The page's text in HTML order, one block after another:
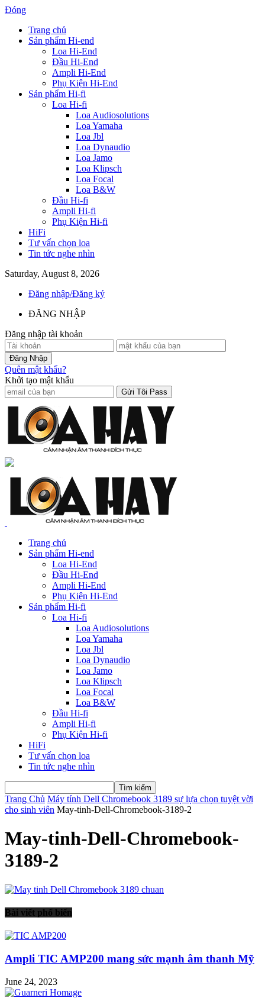
Đóng
Trang chủ
Sản phẩm Hi-end
Loa Hi-End
Đầu Hi-End
Ampli Hi-End
Phụ Kiện Hi-End
Sản phẩm Hi-fi
Loa Hi-fi
Loa Audiosolutions
Loa Yamaha
Loa Jbl
Loa Dynaudio
Loa Jamo
Loa Klipsch
Loa Focal
Loa B&W
Đầu Hi-fi
Ampli Hi-fi
Phụ Kiện Hi-fi
HiFi
Tư vấn chọn loa
Tin tức nghe nhìn
Saturday, August 8, 2026
Đăng nhập/Đăng ký
ĐĂNG NHẬP
Đăng nhập tài khoản
Quên mật khẩu?
Khởi tạo mật khẩu
Trang chủ
Sản phẩm Hi-end
Loa Hi-End
Đầu Hi-End
Ampli Hi-End
Phụ Kiện Hi-End
Sản phẩm Hi-fi
Loa Hi-fi
Loa Audiosolutions
Loa Yamaha
Loa Jbl
Loa Dynaudio
Loa Jamo
Loa Klipsch
Loa Focal
Loa B&W
Đầu Hi-fi
Ampli Hi-fi
Phụ Kiện Hi-fi
HiFi
Tư vấn chọn loa
Tin tức nghe nhìn
Trang Chủ Máy tính Dell Chromebook 3189 sự lựa chọn tuyệt vời
cho sinh viên May-tinh-Dell-Chromebook-3189-2
May-tinh-Dell-Chromebook-
3189-2
Bài viết phổ biến
Ampli TIC AMP200 mang sức mạnh âm thanh Mỹ
June 24, 2023